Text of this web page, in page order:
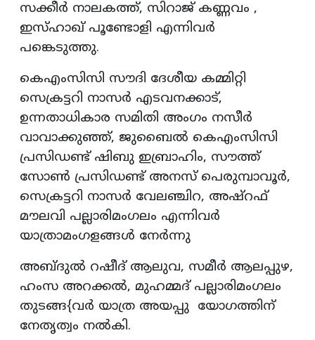
സക്കീര്‍ നാലകത്ത്, സിറാജ് കണ്ണവം ,
ഇസ്ഹാഖ് പൂണ്ടോളി എന്നിവര്‍
പങ്കെടുത്തു.
കെഎംസിസി സൗദി ദേശീയ കമ്മിറ്റി
സെക്രട്ടറി നാസര്‍ എടവനക്കാട്,
ഉന്നതാധികാര സമിതി അംഗം നസീര്‍
വാവാക്കുഞ്ഞ്, ജുബൈല്‍ കെഎംസിസി
പ്രസിഡണ്ട് ഷിബു ഇബ്രാഹിം, സൗത്ത്
സോണ്‍ പ്രസിഡണ്ട് അനസ് പെരുമ്പാവൂര്‍,
സെക്രട്ടറി നാസര്‍ വേലഞ്ചിറ, അഷ്‌റഫ്
മൗലവി പല്ലാരിമംഗലം എന്നിവര്‍
യാത്രാമംഗളങ്ങള്‍ നേര്‍ന്നു
അബ്ദുല്‍ റഷീദ് ആലുവ, സമീര്‍ ആലപ്പുഴ,
ഹംസ അറക്കല്‍, മുഹമ്മദ് പല്ലാരിമംഗലം
തുടങ്ങ{വര്‍ യാത്ര അയപ്പു യോഗത്തിന്
നേതൃത്വം നല്‍കി.